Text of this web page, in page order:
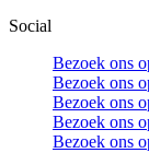
Social
Bezoek ons
Bezoek ons
Bezoek ons
Bezoek ons
Bezoek ons